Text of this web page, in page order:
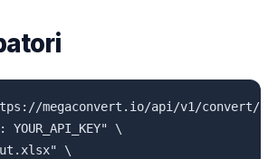
megaconvert.io/api/v1/convert/
YOUR_API_KEY" \
\